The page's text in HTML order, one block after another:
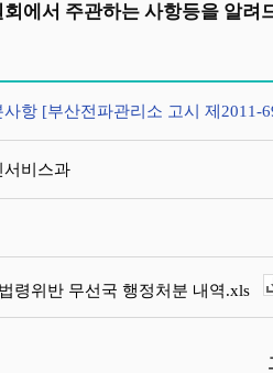
에서 주관하는 사항등을 알려
사항 [부산전파관리소 고시 제2011-
서비스과
령위반 무선국 행정처분 내역.xls